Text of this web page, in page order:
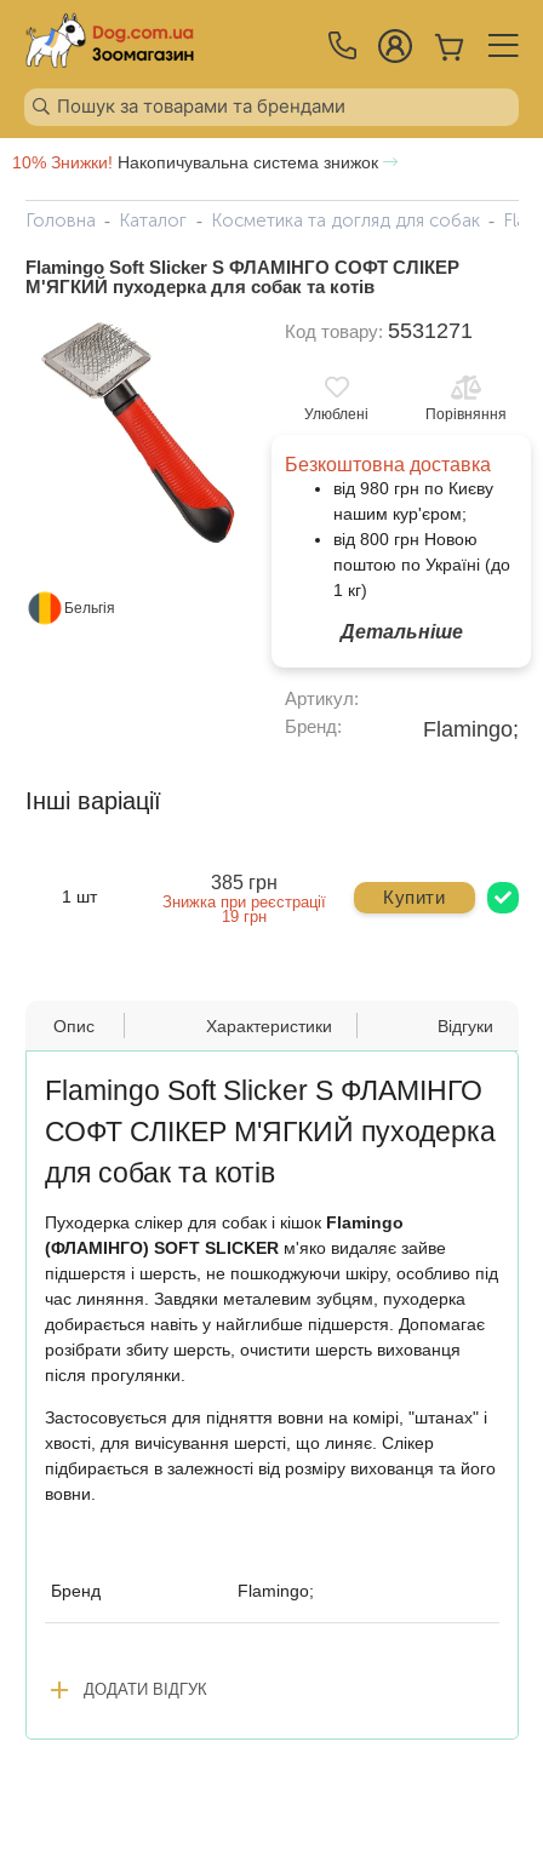
10% Знижки! Накопичувальна система знижок
Головна Каталог Косметика та догляд для собак
Flamingo Soft Slicker S ФЛАМІНГО СОФТ СЛІКЕР
М'ЯГКИЙ пуходерка для собак та котів
Бельгія
Код товару: 5531271
Улюблені Порівняння
Безкоштовна доставка
від 980 грн по Києву
нашим кур'єром;
від 800 грн Новою
поштою по Україні (до
1 кг)
Детальніше
Артикул:
Бренд:
Flamingo;
Інші варіації
1 шт
385 грн
Знижка при реєстрації
19 грн
Купити
Опис Характеристики Відгуки
Flamingo Soft Slicker S ФЛАМІНГО
СОФТ СЛІКЕР М'ЯГКИЙ пуходерка
для собак та котів
Пуходерка слікер для собак і кішок Flamingo
(ФЛАМІНГО) SOFT SLICKERм'яко видаляє зайве
підшерстя і шерсть, не пошкоджуючи шкіру, особливо під
час линяння. Завдяки металевим зубцям, пуходерка
добирається навіть у найглибше підшерстя. Допомагає
розібрати збиту шерсть, очистити шерсть вихованця
після прогулянки.
Застосовується для підняття вовни на комірі, "штанах" і
хвості, для вичісування шерсті, що линяє. Слікер
підбирається в залежності від розміру вихованця та його
вовни.
Бренд Flamingo;
add ДОДАТИ ВІДГУК